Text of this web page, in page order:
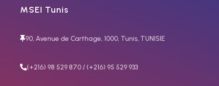
MSEI Tunis
90, Avenue de Carthage, 1000, Tunis, TUNISIE
(+216) 98 529 870 / (+216) 95 529 933